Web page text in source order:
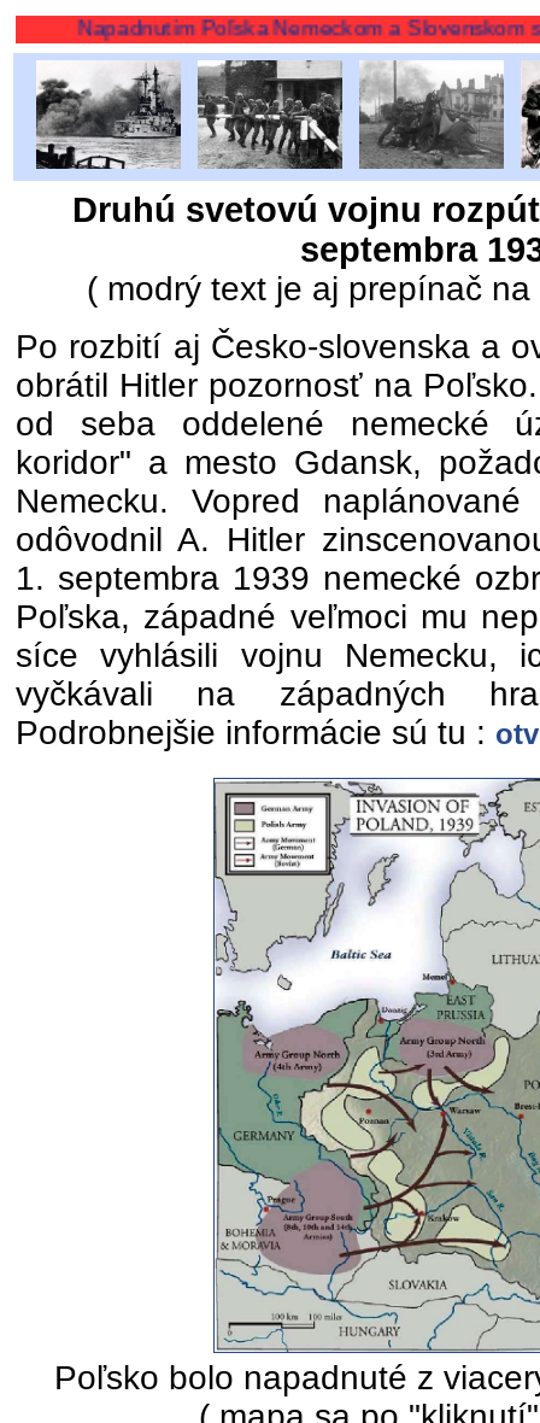
Napadnutím Poľska Nemeckom a Slovenskom sa
Druhú svetovú vojnu
septembra
( modrý text je aj prepínač
Po rozbití aj Česko-slovenska a
obrátil Hitler pozornosť na
od seba oddelené nemecké
koridor" a mesto Gdansk,
Nemecku. Vopred
odôvodnil A. Hitler
1. septembra 1939 nemecké
Poľska, západné veľmoci mu
síce vyhlásili vojnu Nemecku,
vyčkávali na západných
Podrobnejšie informácie sú tu :
Poľsko bolo napadnuté z